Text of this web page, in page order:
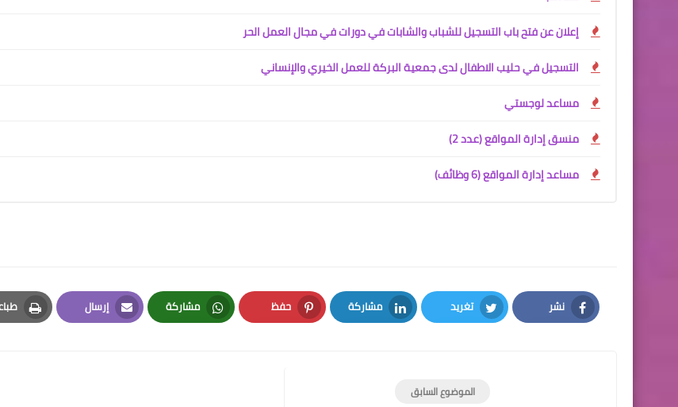
إعلان عن فتح باب التسجيل للشباب والشابات في دورات في مجال العمل الحر
التسجيل في حليب الاطفال لدى جمعية البركة للعمل الخيري والإنساني
مساعد لوجستي
منسق إدارة المواقع (عدد 2)
مساعد إدارة المواقع (6 وظائف)
نشر
Facebook
تغريد
Twitter
مشاركة
LinkedIn
حفظ
Pinterest
مشاركة
Whatsapp
إرسال
Email
Print
الموضوع السابق